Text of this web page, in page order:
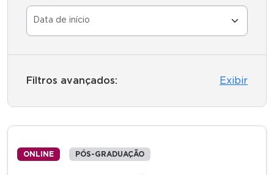
Filtros avançados: Exibir
ONLINE PÓS-GRADUAÇÃO